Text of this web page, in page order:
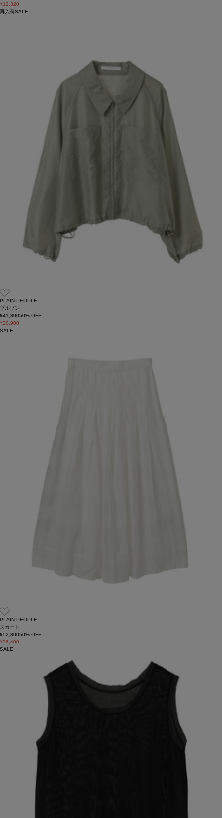
¥12,320
再入荷SALE
PLAIN PEOPLE
ブルゾン
¥41,80050% OFF
¥20,900
SALE
PLAIN PEOPLE
スカート
¥52,80050% OFF
¥26,400
SALE